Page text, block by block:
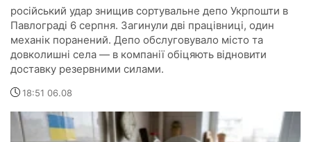
російський удар знищив сортувальне депо Укрпошти в
Павлограді 6 серпня. Загинули дві працівниці, один
механік поранений. Депо обслуговувало місто та
довколишні села — в компанії обіцяють відновити
доставку резервними силами.
18:51 06.08